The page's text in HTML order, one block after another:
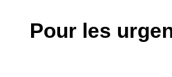
Pour les